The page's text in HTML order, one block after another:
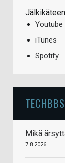
Youtube
iTunes
Spotify
Mikä
7.8.2026